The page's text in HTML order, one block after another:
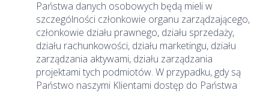
Państwa danych osobowych będą mieli w
szczególności członkowie organu zarządzającego,
członkowie działu prawnego, działu sprzedaży,
działu rachunkowości, działu marketingu, działu
zarządzania aktywami, działu zarządzania
projektami tych podmiotów. W przypadku, gdy są
Państwo naszymi Klientami dostęp do Państwa